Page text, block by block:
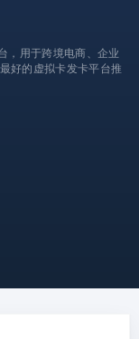
，用于跨境电商、企业
好的虚拟卡发卡平台推